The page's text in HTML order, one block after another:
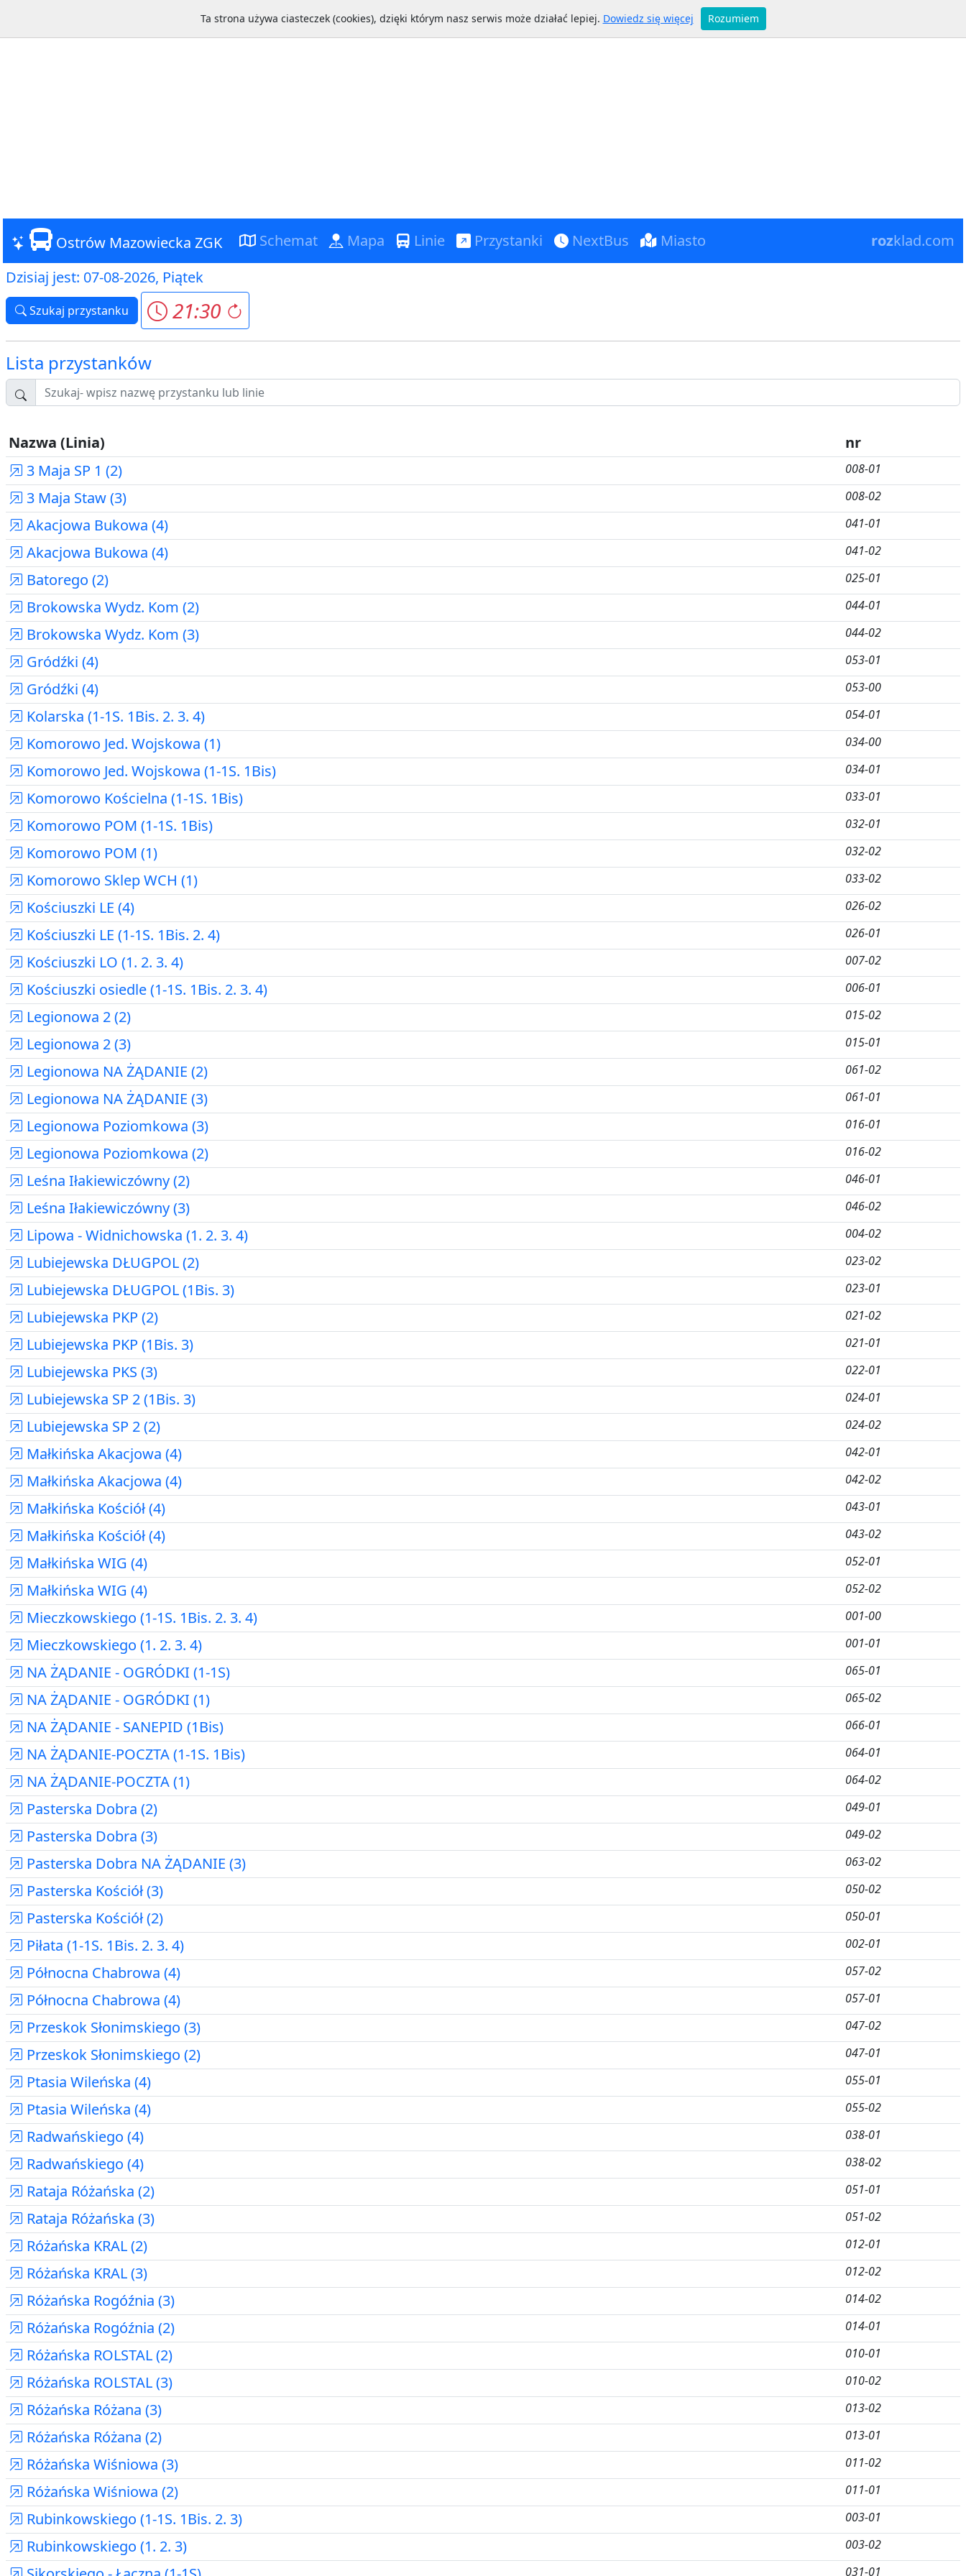
Ostrów Mazowiecka ZGK Schemat Mapa Linie Przystanki NextBus Miasto rozklad.com
Dzisiaj jest: 07-08-2026, Piątek
Szukaj przystanku 21:30
Lista przystanków
Nazwa (Linia)
nr
3 Maja SP 1 (2)
008-01
3 Maja Staw (3) 008-02
Akacjowa Bukowa (4) 041-01
Akacjowa Bukowa (4) 041-02
Batorego (2) 025-01
Brokowska Wydz. Kom (2) 044-01
Brokowska Wydz. Kom (3) 044-02
Gródźki (4) 053-01
Gródźki (4) 053-00
Kolarska (1-1S. 1Bis. 2. 3. 4) 054-01
Komorowo Jed. Wojskowa (1) 034-00
Komorowo Jed. Wojskowa (1-1S. 1Bis) 034-01
Komorowo Kościelna (1-1S. 1Bis) 033-01
Komorowo POM (1-1S. 1Bis) 032-01
Komorowo POM (1) 032-02
Komorowo Sklep WCH (1) 033-02
Kościuszki LE (4) 026-02
Kościuszki LE (1-1S. 1Bis. 2. 4) 026-01
Kościuszki LO (1. 2. 3. 4) 007-02
Kościuszki osiedle (1-1S. 1Bis. 2. 3. 4) 006-01
Legionowa 2 (2) 015-02
Legionowa 2 (3) 015-01
Legionowa NA ŻĄDANIE (2) 061-02
Legionowa NA ŻĄDANIE (3) 061-01
Legionowa Poziomkowa (3) 016-01
Legionowa Poziomkowa (2) 016-02
Leśna Iłakiewiczówny (2) 046-01
Leśna Iłakiewiczówny (3) 046-02
Lipowa - Widnichowska (1. 2. 3. 4) 004-02
Lubiejewska DŁUGPOL (2) 023-02
Lubiejewska DŁUGPOL (1Bis. 3) 023-01
Lubiejewska PKP (2) 021-02
Lubiejewska PKP (1Bis. 3) 021-01
Lubiejewska PKS (3) 022-01
Lubiejewska SP 2 (1Bis. 3) 024-01
Lubiejewska SP 2 (2) 024-02
Małkińska Akacjowa (4) 042-01
Małkińska Akacjowa (4) 042-02
Małkińska Kościół (4) 043-01
Małkińska Kościół (4) 043-02
Małkińska WIG (4) 052-01
Małkińska WIG (4) 052-02
Mieczkowskiego (1-1S. 1Bis. 2. 3. 4) 001-00
Mieczkowskiego (1. 2. 3. 4) 001-01
NA ŻĄDANIE - OGRÓDKI (1-1S) 065-01
NA ŻĄDANIE - OGRÓDKI (1) 065-02
NA ŻĄDANIE - SANEPID (1Bis) 066-01
NA ŻĄDANIE-POCZTA (1-1S. 1Bis) 064-01
NA ŻĄDANIE-POCZTA (1) 064-02
Pasterska Dobra (2) 049-01
Pasterska Dobra (3) 049-02
Pasterska Dobra NA ŻĄDANIE (3) 063-02
Pasterska Kościół (3) 050-02
Pasterska Kościół (2) 050-01
Piłata (1-1S. 1Bis. 2. 3. 4) 002-01
Północna Chabrowa (4) 057-02
Północna Chabrowa (4) 057-01
Przeskok Słonimskiego (3) 047-02
Przeskok Słonimskiego (2) 047-01
Ptasia Wileńska (4) 055-01
Ptasia Wileńska (4) 055-02
Radwańskiego (4) 038-01
Radwańskiego (4) 038-02
Rataja Różańska (2) 051-01
Rataja Różańska (3) 051-02
Różańska KRAL (2) 012-01
Różańska KRAL (3) 012-02
Różańska Rogóźnia (3) 014-02
Różańska Rogóźnia (2) 014-01
Różańska ROLSTAL (2) 010-01
Różańska ROLSTAL (3) 010-02
Różańska Różana (3) 013-02
Różańska Różana (2) 013-01
Różańska Wiśniowa (3) 011-02
Różańska Wiśniowa (2) 011-01
Rubinkowskiego (1-1S. 1Bis. 2. 3) 003-01
Rubinkowskiego (1. 2. 3) 003-02
031-01
Ta strona używa ciasteczek (cookies), dzięki którym nasz serwis może działać lepiej. Dowiedz się więcej Rozumiem